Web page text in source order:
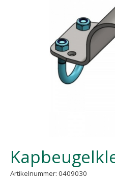
Artikelnummer: 0409030